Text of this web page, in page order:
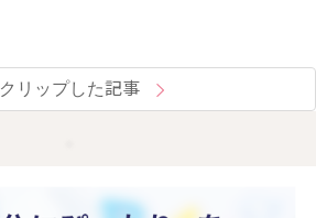
クリップした記事